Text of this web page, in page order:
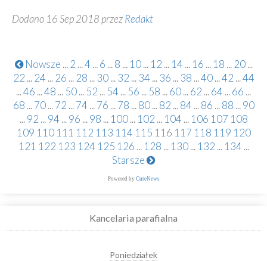
Dodano 16 Sep 2018 przezRedakt
Nowsze ... 2 ...4 ... 6 ... 8 ... 10 ... 12 ... 14 ... 16 ... 18 ... 20 ...
22 ... 24 ... 26 ... 28 ... 30 ... 32 ... 34 ... 36 ... 38 ...40 ...42 ...44
...46 ...48 ... 50... 52 ... 54 ... 56 ... 58 ...60...62 ...64 ...66 ...
68 ... 70 ... 72 ... 74 ... 76 ... 78 ... 80 ... 82 ... 84 ... 86 ... 88 ... 90
... 92 ... 94 ... 96 ... 98 ... 100 ... 102 ... 104 ... 106 107 108
109 110 111 112 113 114 115 116 117 118 119 120
121 122 123 124 125 126 ... 128 ... 130 ... 132 ... 134 ...
Starsze
Powered by CuteNews
Kancelaria parafialna
Poniedziałek